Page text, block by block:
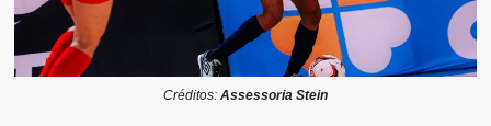
Créditos: Assessoria Stein